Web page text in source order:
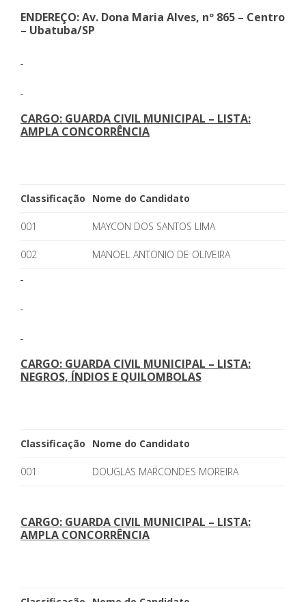
ENDEREÇO: Av. Dona Maria Alves, nº 865 – Centro
– Ubatuba/SP
CARGO: GUARDA CIVIL MUNICIPAL – LISTA:
AMPLA CONCORRÊNCIA
Classificação Nome do Candidato
001 MAYCON DOS SANTOS LIMA
002 MANOEL ANTONIO DE OLIVEIRA
CARGO: GUARDA CIVIL MUNICIPAL – LISTA:
NEGROS, ÍNDIOS E QUILOMBOLAS
Classificação Nome do Candidato
001 DOUGLAS MARCONDES MOREIRA
CARGO: GUARDA CIVIL MUNICIPAL – LISTA:
AMPLA CONCORRÊNCIA